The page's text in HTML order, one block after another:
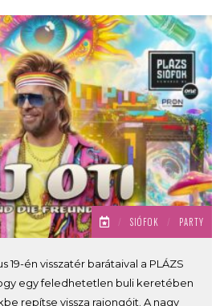
/ SIÓFOK / PARTY
19-én visszatér barátaival a PLÁZS
egy feledhetetlen buli keretében
repítse vissza rajongóit. A nagy